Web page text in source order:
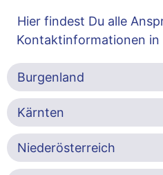
Hier findest Du alle
Kontaktinformationen in
Burgenland
Kärnten
Niederösterreich